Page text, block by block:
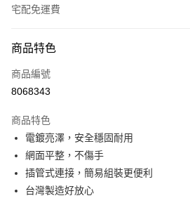
宅配免運費
信用卡一次付款
LINE Pay
全盈+PAY
ATM付款
運送方式
商品特色
商品編號
8068343
商品特色
電鍍亮澤，安全穩固耐用
網面平整，不傷手
插管式連接，簡易組裝更便利
台灣製造好放心